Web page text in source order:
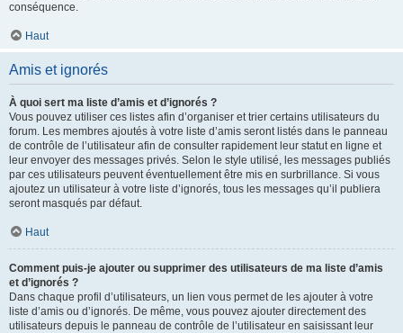
conséquence.
Haut
Amis et ignorés
À quoi sert ma liste d’amis et d’ignorés ?
Vous pouvez utiliser ces listes afin d’organiser et trier certains utilisateurs du
forum. Les membres ajoutés à votre liste d’amis seront listés dans le panneau
de contrôle de l’utilisateur afin de consulter rapidement leur statut en ligne et
leur envoyer des messages privés. Selon le style utilisé, les messages publiés
par ces utilisateurs peuvent éventuellement être mis en surbrillance. Si vous
ajoutez un utilisateur à votre liste d’ignorés, tous les messages qu’il publiera
seront masqués par défaut.
Haut
Comment puis-je ajouter ou supprimer des utilisateurs de ma liste d’amis
et d’ignorés ?
Dans chaque profil d’utilisateurs, un lien vous permet de les ajouter à votre
liste d’amis ou d’ignorés. De même, vous pouvez ajouter directement des
utilisateurs depuis le panneau de contrôle de l’utilisateur en saisissant leur